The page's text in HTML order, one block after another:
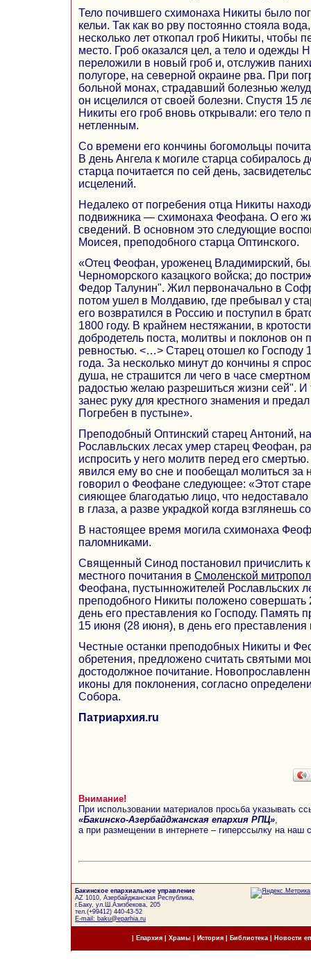
Тело почившего схимонаха Никиты было
кельи. Так как во рву постоянно стояла
несколько лет откопал гроб Никиты, чтобы
место. Гроб оказался цел, а тело и одежды
переложили в новый гроб и, отслужив
полугоре, на северной окраине рва. При
больной монах, страдавший болезнью
он исцелился от своей болезни. Спустя 15
Никиты его гроб вновь открывали: его тело
нетленным.
Со времени его кончины богомольцы
В день Ангела к могиле старца собиралось
старца почитается по сей день,
исцелений.
Недалеко от погребения отца Никиты
подвижника — схимонаха Феофана. О его
сведений. В основном это следующие
Моисея, преподобного старца Оптинского.
«Отец Феофан, уроженец Владимирский,
Черноморского казацкого войска; до
Федор Талунин". Жил первоначально в
потом ушел в Молдавию, где пребывал у
его возвратился в Россию и поступил в
1800 году. В крайнем нестяжании, в
добродетель поста, молитвы и поклонов он
ревностью. <…> Старец отошел ко Господу
года. За несколько минут до кончины я
душа, не страшится ли чего в часе
радостью желаю разрешиться жизни сей". И
занес руку для крестного знамения и
Погребен в пустыне».
Преподобный Оптинский старец Антоний, на
Рославльских лесах умер старец Феофан,
испросить у него молитв перед его
явился ему во сне и пообещал молиться за
говорил о Феофане следующее: «Этот
сияющее благодатью лицо, что
в глаза, а разве украдкой когда взглянешь
В настоящее время могила схимонаха
паломниками.
Священный Синод постановил причислить
местного почитания в Смоленской
Феофана, пустынножителей Рославльских
преподобного Никиты положено совершать
день его преставления ко Господу.
15 июня (28 июня), в день его преставления
Честные останки преподобных Никиты и
обретения, предложено считать святыми
достодолжное почитание.
иконы для поклонения, согласно
Собора.
Патриархия.ru
Внимание!
При использовании материалов просьба указывать
«Бакинско-Азербайджанская епархия РПЦ»
а при размещении в интернете – гиперссылку на наш
Бакинское епархиальное управление
AZ 1010, Азербайджанская Республика,
г.Баку, ул.Ш.Азизбекова, 205
тел.(+99412) 440-43-52
E-mail: baku@eparhia.ru
Епархия| Храмы История| Библиотека Новости